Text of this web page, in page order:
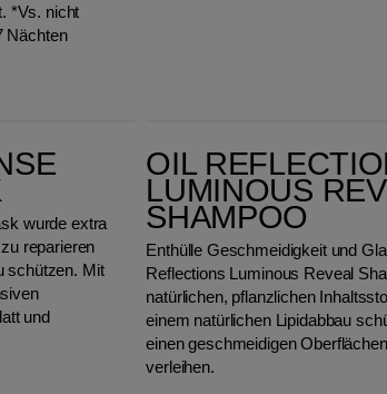
*Vs. nicht
Nächten
wurde extra
reparieren
schützen. Mit
und
OIL
LUMINOUS
SHAMPOO
Enthülle Geschmeidigkeit und
Reflections Luminous Reveal
natürlichen, pflanzlichen
einem natürlichen Lipidabbau
einen geschmeidigen
verleihen.